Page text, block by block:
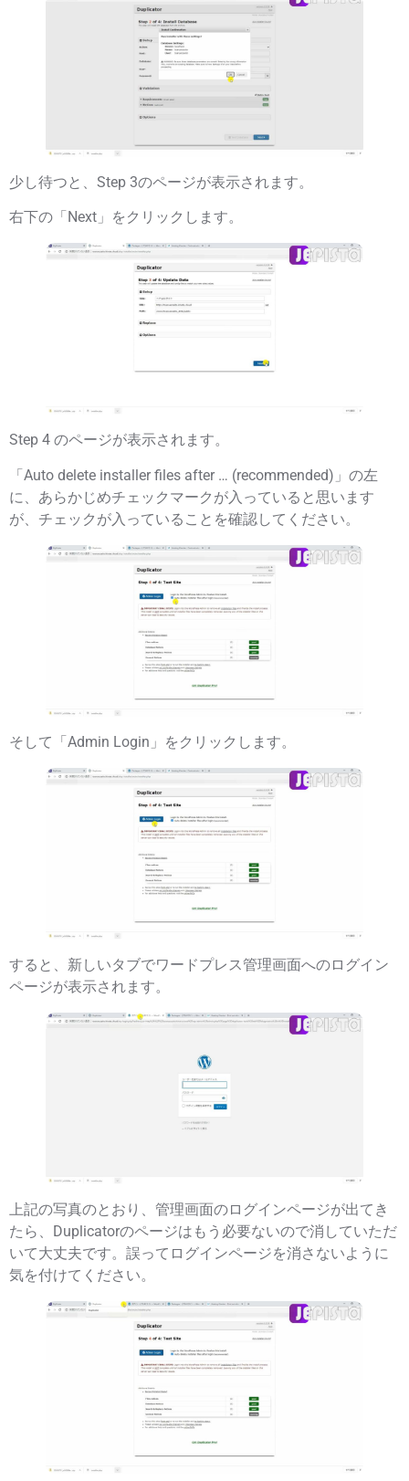
少し待つと、Step 3のページが表示されます。
右下の「Next 」をクリックします。
Step 4 のページが表示されます。
「Auto delete installer files after … (recommended) 」の左
に、あらかじめチェックマークが入っていると思います
が、 チェックが入っている ことを確認してください。
そして「Admin Login 」をクリックします。
すると、新しいタブでワードプレス管理画面へのログイン
ページが表示されます。
上記の写真のとおり、管理画面のログインページが出てき
たら、
Duplicatorのページはもう必要ないので消していただ
いて大丈夫です。 誤ってログインページを消さないように
気を付けてください。